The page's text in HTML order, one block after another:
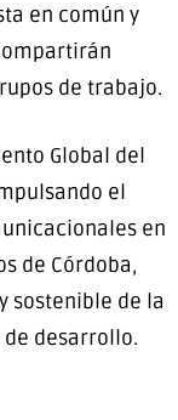
en común y
de trabajo.
Global del
el
en
de Córdoba,
sostenible de la
desarrollo.